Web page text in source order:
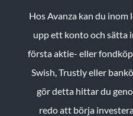
Hos Avanza kan du
upp ett konto och sätta
första aktie- eller
Swish, Trustly eller
gör detta hittar du
redo att börja